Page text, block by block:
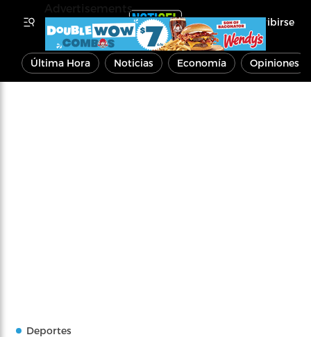
Inscribirse
Última Hora Noticias Economía Opiniones
Deportes
Advertisements